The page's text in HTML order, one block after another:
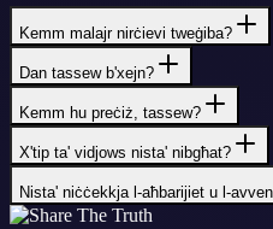
Kemm malajr nirċievi tweġiba?
Dan tassew b'xejn?
Kemm hu preċiż, tassew?
X'tip ta' vidjows nista' nibgħat?
Nista' niċċekkja l-aħbarijiet u l-